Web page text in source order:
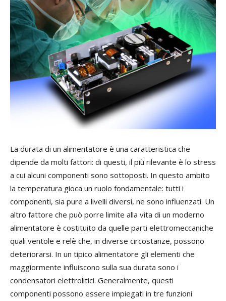
La durata di un alimentatore è una caratteristica che
dipende da molti fattori: di questi, il più rilevante è lo stress
a cui alcuni componenti sono sottoposti. In questo ambito
la temperatura gioca un ruolo fondamentale: tutti i
componenti, sia pure a livelli diversi, ne sono influenzati. Un
altro fattore che può porre limite alla vita di un moderno
alimentatore è costituito da quelle parti elettromeccaniche
quali ventole e relè che, in diverse circostanze, possono
deteriorarsi. In un tipico alimentatore gli elementi che
maggiormente influiscono sulla sua durata sono i
condensatori elettrolitici. Generalmente, questi
componenti possono essere impiegati in tre funzioni